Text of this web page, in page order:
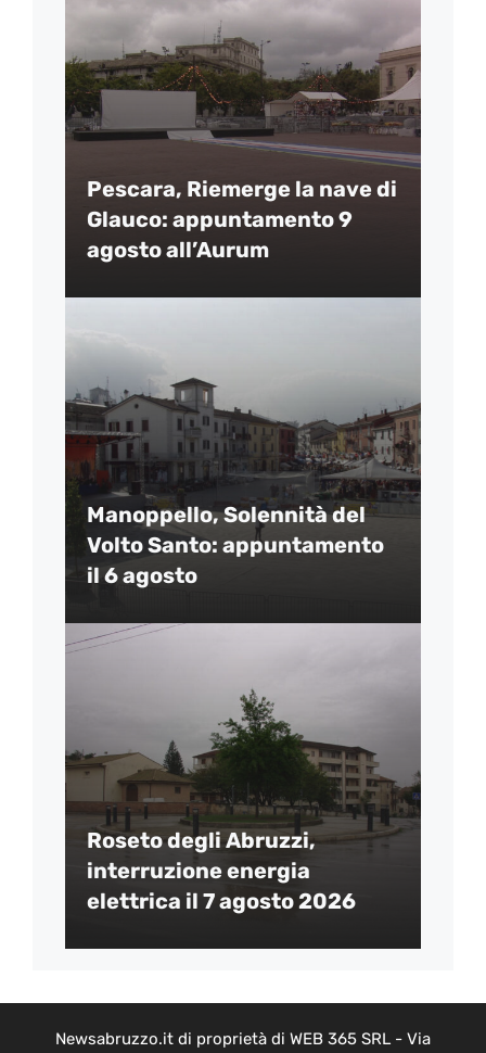
Pescara, Riemerge la nave di
Glauco: appuntamento 9
agosto all’Aurum
Manoppello, Solennità del
Volto Santo: appuntamento
il 6 agosto
Roseto degli Abruzzi,
interruzione energia
elettrica il 7 agosto 2026
Newsabruzzo.it di proprietà di WEB 365 SRL - Via